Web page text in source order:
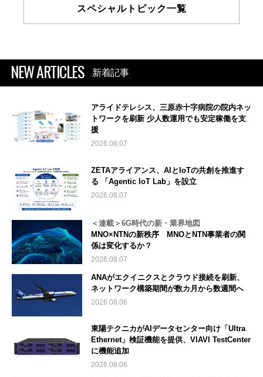
スペシャルトピック一覧
NEW ARTICLES 新着記事
アライドテレシス、三原赤十字病院の院内ネッ
トワークを刷新 少人数運用でも安定稼働を支
援
2026.08.07
ZETAアライアンス、AIとIoTの共創を推進す
る 「Agentic IoT Lab」を設立
2026.08.07
＜連載＞6G時代の新・業界地図
MNO×NTNの新秩序 MNOとNTN事業者の関
係は変化するか？
2026.08.07
ANAがエクイニクスとクラウド接続を刷新、
ネットワーク構築期間が数カ月から数週間へ
2026.08.06
東陽テクニカがAIデータセンター向け「Ultra
Ethernet」検証機能を提供、VIAVI TestCenter
に機能追加
2026.08.06